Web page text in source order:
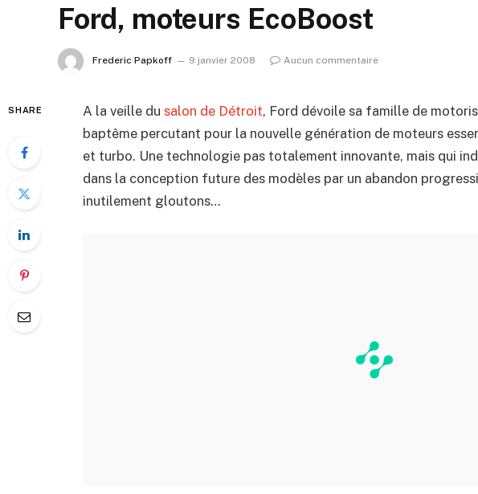
Ford, moteurs EcoBoost
Frederic Papkoff 9 janvier 2008 Aucun commentaire
SHARE A la veille du salon de Détroit, Ford dévoile sa famille de
baptême percutant pour la nouvelle génération de moteurs
et turbo. Une technologie pas totalement innovante, mais qui
dans la conception future des modèles par un abandon
inutilement gloutons…